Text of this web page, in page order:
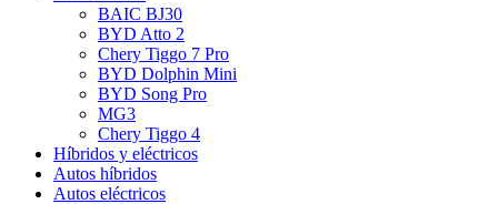
BAIC BJ30
BYD Atto 2
Chery Tiggo 7 Pro
BYD Dolphin Mini
BYD Song Pro
MG3
Chery Tiggo 4
Híbridos y eléctricos
Autos híbridos
Autos eléctricos